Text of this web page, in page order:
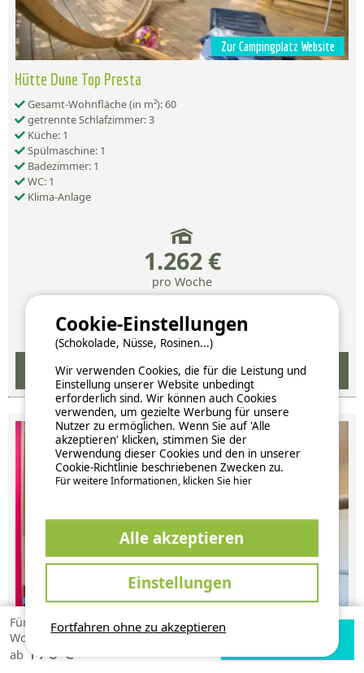
Für 1
Woche
ab 170 €
Verfügbarkeiten
Zur Campingplatz Website
Hütte Dune Top Presta
Gesamt-Wohnfläche (in m²): 60
getrennte Schlafzimmer: 3
Küche: 1
Spülmaschine: 1
Badezimmer: 1
WC: 1
Klima-Anlage
1.262 €
pro Woche
Verfügbarkeiten und Preise
Fortfahren ohne zu akzeptieren
Cookie-Einstellungen
(Schokolade, Nüsse, Rosinen...)
Wir verwenden Cookies, die für die Leistung und
Einstellung unserer Website unbedingt
erforderlich sind. Wir können auch Cookies
verwenden, um gezielte Werbung für unsere
Nutzer zu ermöglichen. Wenn Sie auf 'Alle
akzeptieren' klicken, stimmen Sie der
Verwendung dieser Cookies und den in unserer
Cookie-Richtlinie beschriebenen Zwecken zu.
Für weitere Informationen, klicken Sie hier
Alle akzeptieren
Einstellungen